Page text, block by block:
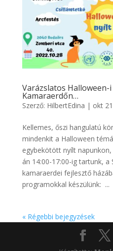
Varázslatos Halloween-
Kamaraerdőn…
Szerző: HilbertEdina | okt
Kellemes, őszi hangulatú
mindenkit a Halloween
egybekötött nyílt
án 14:00-17:00-ig tartunk, a
kamaraerdei fejlesztő
programokkal készülünk: ...
« Régebbi bejegyzések